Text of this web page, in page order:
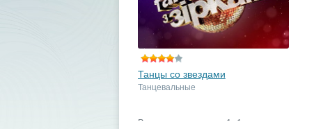
Танцы со звездами
Танцевальные
В жизни телеканала 1+1